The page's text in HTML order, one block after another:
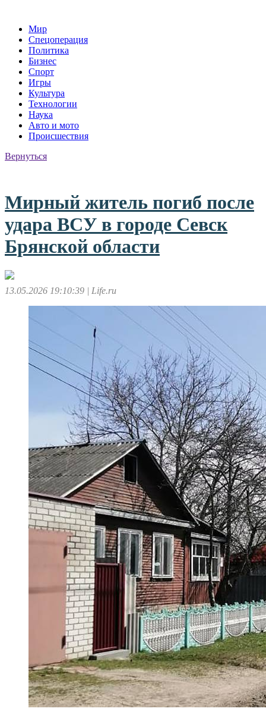
Мир
Спецоперация
Политика
Бизнес
Спорт
Игры
Культура
Технологии
Наука
Авто и мото
Происшествия
Вернуться
Мирный житель погиб после
удара ВСУ в городе Севск
Брянской области
13.05.2026 19:10:39 | Life.ru